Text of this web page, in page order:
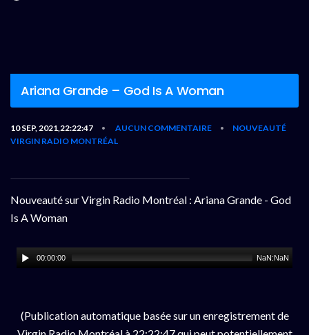
Ariana Grande – God Is A Woman
10 SEP, 2021,22:22:47 • AUCUN COMMENTAIRE •
NOUVEAUTÉ
VIRGIN RADIO MONTRÉAL
Nouveauté sur Virgin Radio Montréal : Ariana Grande - God
Is A Woman
00:00:00 NaN:NaN
(Publication automatique basée sur un enregistrement de